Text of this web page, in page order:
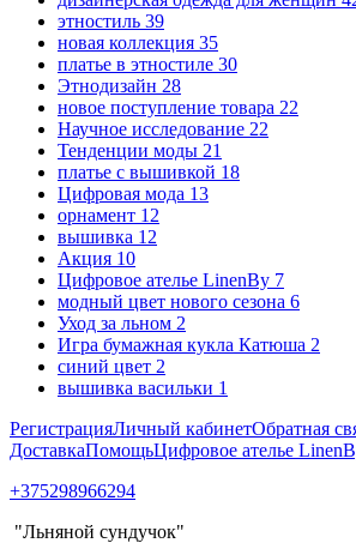
этностиль 39
новая коллекция 35
платье в этностиле 30
Этнодизайн 28
новое поступление товара 22
Научное исследование 22
Тенденции моды 21
платье с вышивкой 18
Цифровая мода 13
орнамент 12
вышивка 12
Акция 10
Цифровое ателье LinenBy 7
модный цвет нового сезона 6
Уход за льном 2
Игра бумажная кукла Катюша 2
синий цвет 2
вышивка васильки 1
РегистрацияЛичный кабинетОбратная
ДоставкаПомощьЦифровое ателье
+375298966294
"Льняной сундучок"